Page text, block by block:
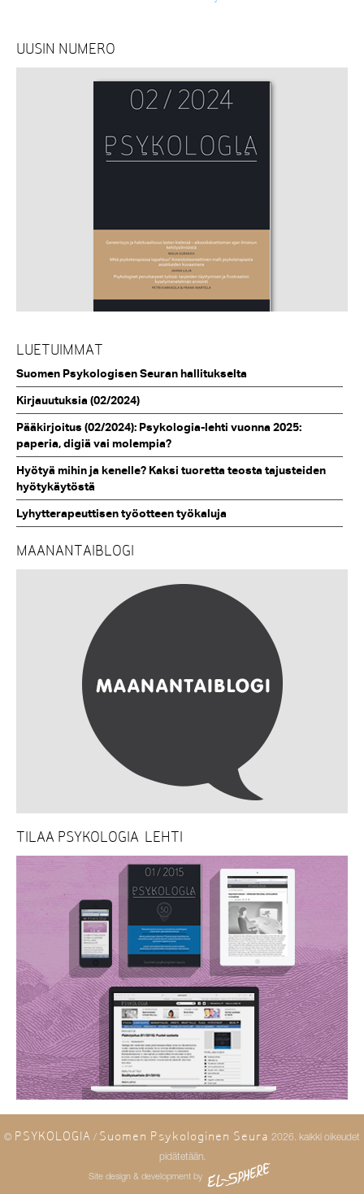
UUSIN NUMERO
LUETUIMMAT
Suomen Psykologisen Seuran hallitukselta
Kirjauutuksia (02/2024)
Pääkirjoitus (02/2024): Psykologia-lehti vuonna 2025:
paperia, digiä vai molempia?
Hyötyä mihin ja kenelle? Kaksi tuoretta teosta tajusteiden
hyötykäytöstä
Lyhytterapeuttisen työotteen työkaluja
MAANANTAIBLOGI
TILAA PSYKOLOGIA-LEHTI
© PSYKOLOGIA / Suomen Psykologinen Seura 2026. kaikki oikeudet
pidätetään.
Site design & development by